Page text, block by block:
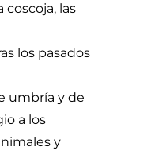
las
los pasados
umbría y de
a los
y